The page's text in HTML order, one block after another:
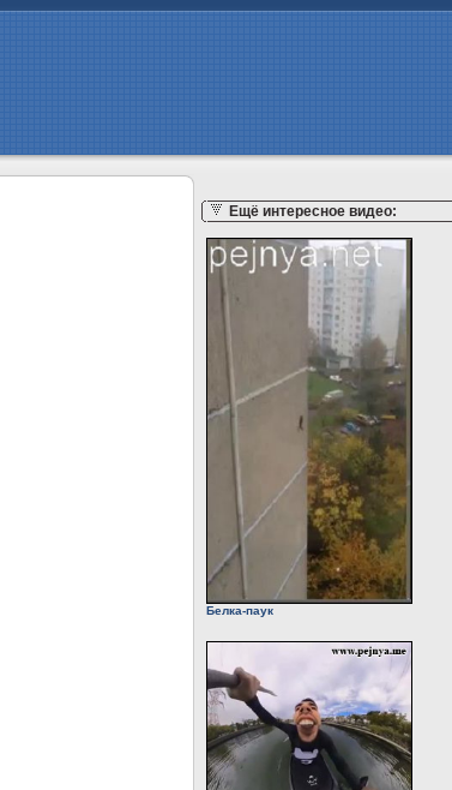
Ещё интересное видео:
Белка-паук